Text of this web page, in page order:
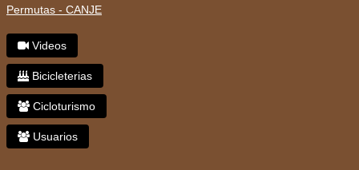
Permutas - CANJE
Videos
Bicicleterias
Cicloturismo
Usuarios